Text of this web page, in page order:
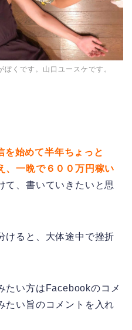
くです。山口ユースケです。
を始めて半年ちょっと
、一晩で６００万円稼い
て、書いていきたいと思
けると、大体途中で挫折
たい方はFacebookのコメ
たい旨のコメントを入れ